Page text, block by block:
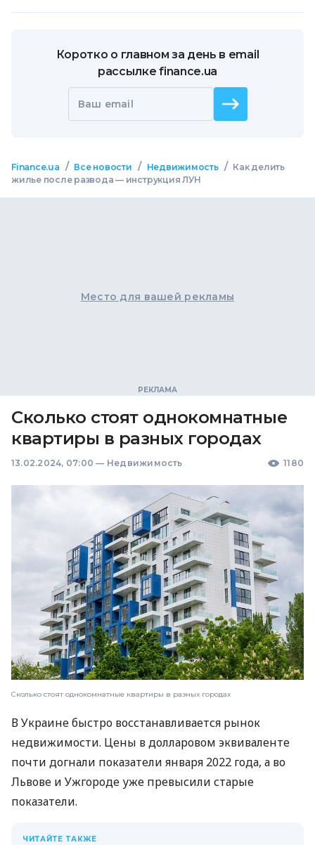
Коротко о главном за день в email
рассылке finance.ua
Ваш email
Finance.ua / Все новости / Недвижимость / Как делить
жилье после развода — инструкция ЛУН
Место для вашей рекламы
Сколько стоят однокомнатные
квартиры в разных городах
13.02.2024, 07:00 — Недвижимость 1180
Сколько стоят однокомнатные квартиры в разных городах
В Украине быстро восстанавливается рынок
недвижимости. Цены в долларовом эквиваленте
почти догнали показатели января 2022 года, а во
Львове и Ужгороде уже превысили старые
показатели.
ЧИТАЙТЕ ТАКЖЕ